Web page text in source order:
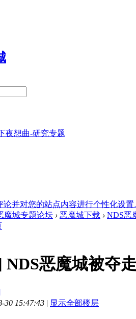
夜想曲-研究专题
论并对您的站点内容进行个性化设置
魔城专题论坛 › 恶魔城下载 › NDS恶
NDS恶魔城被夺
30 15:47:43 | 显示全部楼层